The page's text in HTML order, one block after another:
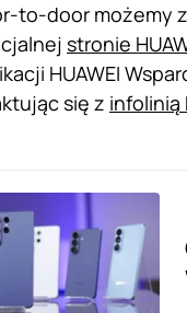
to-door możemy
stronie
HUAWEI
się z infolinią